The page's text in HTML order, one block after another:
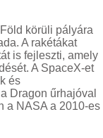
körüli pályára
A rakétákat
is fejleszti, amely
A SpaceX-et
és
Dragon űrhajóval
a NASA a 2010-es